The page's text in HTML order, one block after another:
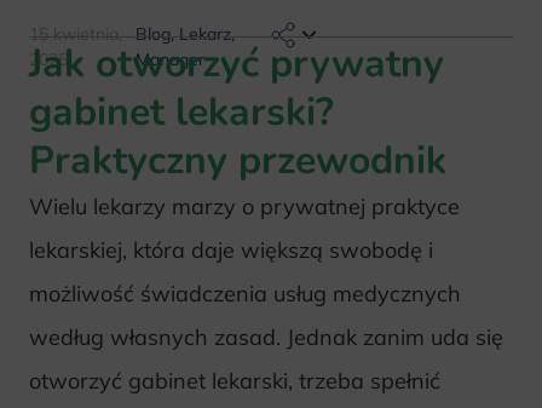
15 kwietnia,
2025
Blog,Lekarz,
Manager
Jak otworzyć prywatny
gabinet lekarski?
Praktyczny przewodnik
Wielu lekarzy marzy o prywatnej praktyce
lekarskiej, która daje większą swobodę i
możliwość świadczenia usług medycznych
według własnych zasad. Jednak zanim uda się
otworzyć gabinet lekarski, trzeba spełnić